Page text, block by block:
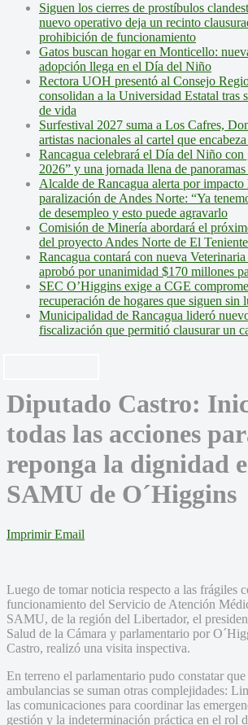
Siguen los cierres de prostíbulos
nuevo operativo deja un recinto
prohibición de funcionamiento
Gatos buscan hogar en Monticello:
adopción llega en el Día del Niño
Rectora UOH presentó al Consejo
consolidan a la Universidad Estatal tras
de vida
Surfestival 2027 suma a Los Cafres,
artistas nacionales al cartel que
Rancagua celebrará el Día del Niño
2026” y una jornada llena de
Alcalde de Rancagua alerta por impacto
paralización de Andes Norte: “Ya
de desempleo y esto puede agravarlo
Comisión de Minería abordará el
del proyecto Andes Norte de El Teniente
Rancagua contará con nueva
aprobó por unanimidad $170 millones
SEC O’Higgins exige a CGE
recuperación de hogares que siguen sin
Municipalidad de Rancagua lideró
fiscalización que permitió clausurar un
Diputado Castro:
todas las acciones
reponga la dignidad
SAMU de O´Higgins
Imprimir Email
Luego de tomar noticia respecto a las frágiles
funcionamiento del Servicio de Atención
SAMU, de la región del Libertador, el
Salud de la Cámara y parlamentario por
Castro, realizó una visita inspectiva.
En terreno el parlamentario pudo constatar
ambulancias se suman otras complejidades:
las comunicaciones para coordinar las
gestión y la indeterminación práctica en el rol